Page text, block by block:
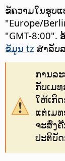
ຂໍ້ຄວາມໃນຮູບແ
"Europe/
"GMT-8:00".
ຂໍ້ມູນ tz ສຳລັບ
ການລ
ກັບເມ
ໃຫ້ເກີ
ແຕ່ເມ
ຈະສົ່ງ
ປະຕິບັ